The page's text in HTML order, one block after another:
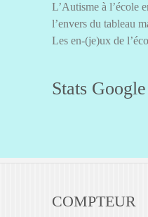
L’Autisme à l’école
l’envers du tableau
Les en-(je)ux de
Stats
COMPTEUR